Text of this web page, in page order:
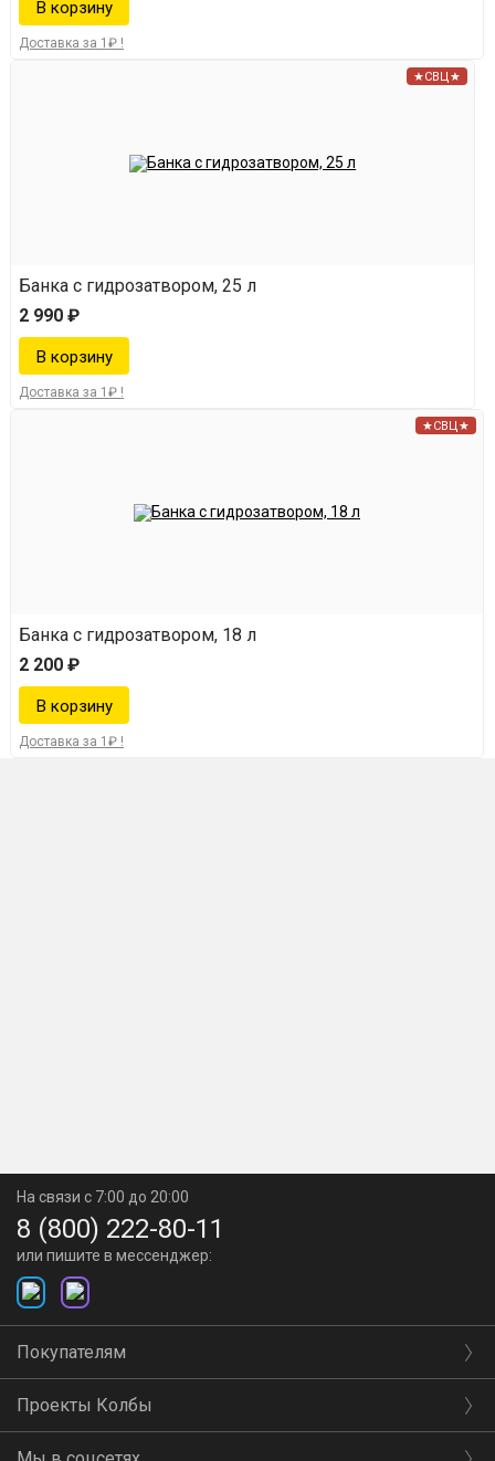
Доставка за 1₽ !
★СВЦ★
Банка с гидрозатвором, 25 л
2 990 ₽
Доставка за 1₽ !
★СВЦ★
Банка с гидрозатвором, 18 л
2 200 ₽
Доставка за 1₽ !
На связи с 7:00 до 20:00
8 (800) 222-80-11
или пишите в мессенджер:
Покупателям
Проекты Колбы